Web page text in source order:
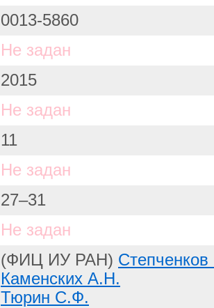
0013-5860
Не задан
2015
Не задан
11
Не задан
27–31
Не задан
(ФИЦ ИУ РАН)
Каменских А.Н.
Тюрин С.Ф.